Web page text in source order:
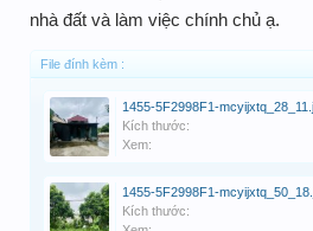
nhà đất và làm việc chính chủ ạ.
File đính kèm :
1455-5F2998F1-
Kích thước:
Xem:
1455-5F2998F1-
Kích thước: